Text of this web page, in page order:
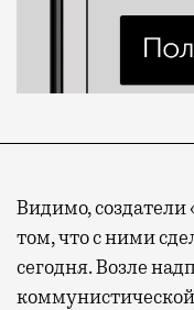
Видимо, создатели
том, что с ними
сегодня. Возле